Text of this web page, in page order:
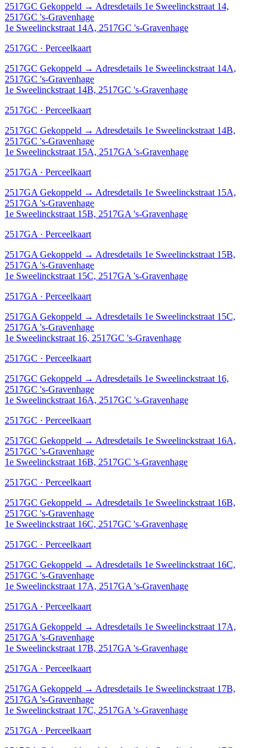
2517GC Gekoppeld → Adresdetails 1e Sweelinckstraat 14,
2517GC 's-Gravenhage
1e Sweelinckstraat 14A, 2517GC 's-Gravenhage
2517GC · Perceelkaart
2517GC Gekoppeld → Adresdetails 1e Sweelinckstraat 14A,
2517GC 's-Gravenhage
1e Sweelinckstraat 14B, 2517GC 's-Gravenhage
2517GC · Perceelkaart
2517GC Gekoppeld → Adresdetails 1e Sweelinckstraat 14B,
2517GC 's-Gravenhage
1e Sweelinckstraat 15A, 2517GA 's-Gravenhage
2517GA · Perceelkaart
2517GA Gekoppeld → Adresdetails 1e Sweelinckstraat 15A,
2517GA 's-Gravenhage
1e Sweelinckstraat 15B, 2517GA 's-Gravenhage
2517GA · Perceelkaart
2517GA Gekoppeld → Adresdetails 1e Sweelinckstraat 15B,
2517GA 's-Gravenhage
1e Sweelinckstraat 15C, 2517GA 's-Gravenhage
2517GA · Perceelkaart
2517GA Gekoppeld → Adresdetails 1e Sweelinckstraat 15C,
2517GA 's-Gravenhage
1e Sweelinckstraat 16, 2517GC 's-Gravenhage
2517GC · Perceelkaart
2517GC Gekoppeld → Adresdetails 1e Sweelinckstraat 16,
2517GC 's-Gravenhage
1e Sweelinckstraat 16A, 2517GC 's-Gravenhage
2517GC · Perceelkaart
2517GC Gekoppeld → Adresdetails 1e Sweelinckstraat 16A,
2517GC 's-Gravenhage
1e Sweelinckstraat 16B, 2517GC 's-Gravenhage
2517GC · Perceelkaart
2517GC Gekoppeld → Adresdetails 1e Sweelinckstraat 16B,
2517GC 's-Gravenhage
1e Sweelinckstraat 16C, 2517GC 's-Gravenhage
2517GC · Perceelkaart
2517GC Gekoppeld → Adresdetails 1e Sweelinckstraat 16C,
2517GC 's-Gravenhage
1e Sweelinckstraat 17A, 2517GA 's-Gravenhage
2517GA · Perceelkaart
2517GA Gekoppeld → Adresdetails 1e Sweelinckstraat 17A,
2517GA 's-Gravenhage
1e Sweelinckstraat 17B, 2517GA 's-Gravenhage
2517GA · Perceelkaart
2517GA Gekoppeld → Adresdetails 1e Sweelinckstraat 17B,
2517GA 's-Gravenhage
1e Sweelinckstraat 17C, 2517GA 's-Gravenhage
2517GA · Perceelkaart